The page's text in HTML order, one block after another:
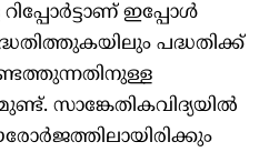
ഇപ്പോൾ
പദ്ധതിക്ക്
സാങ്കേതികവിദ്യയിൽ